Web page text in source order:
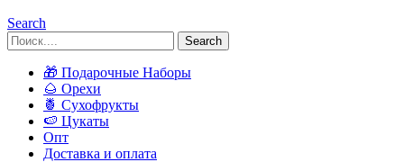
Search
Search
🎁 Подарочные Наборы
🌰 Орехи
🍍 Сухофрукты
🍉 Цукаты
Опт
Доставка и оплата